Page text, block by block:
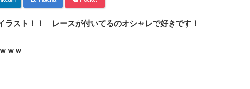
ラスト！！ レースが付いてるのオシャレで好きです！
ｗｗ